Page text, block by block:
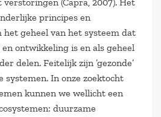
principes en
het geheel van het systeem dat
ontwikkeling is en als geheel
delen. Feitelijk zijn ’gezonde’
systemen. In onze zoektocht
kunnen we wellicht een
duurzame